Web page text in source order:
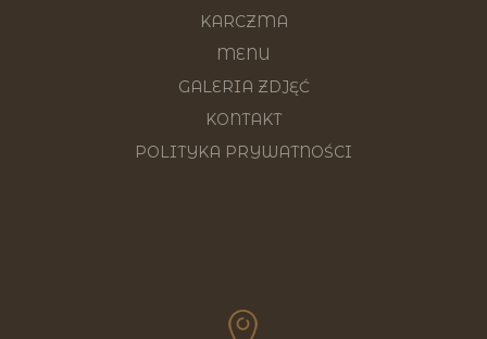
KARCZMA
MENU
GALERIA ZDJĘĆ
KONTAKT
POLITYKA PRYWATNOŚCI